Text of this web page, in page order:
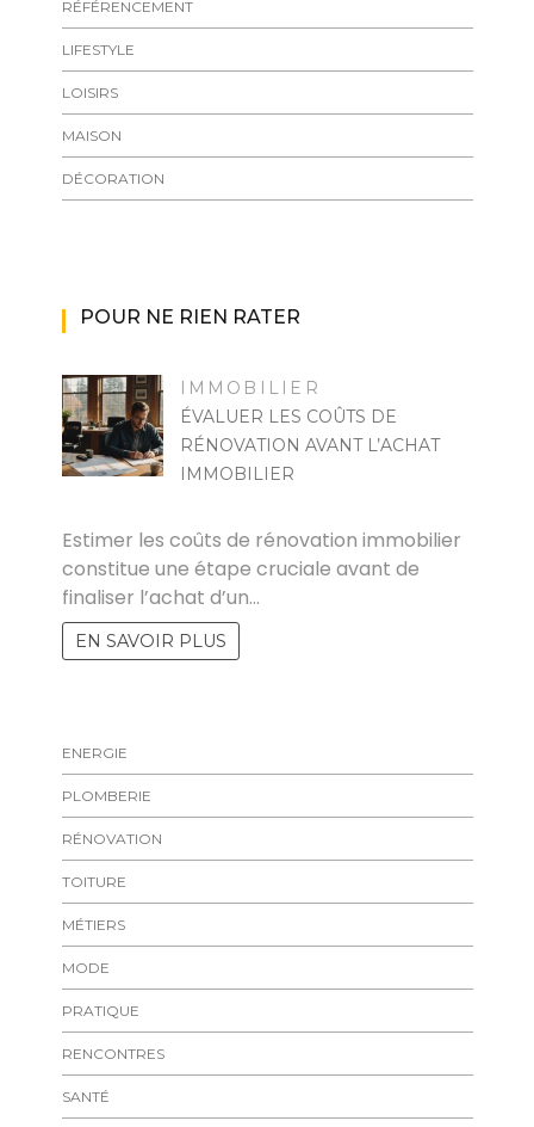
RÉFÉRENCEMENT
LIFESTYLE
LOISIRS
MAISON
DÉCORATION
POUR NE RIEN RATER
IMMOBILIER
ÉVALUER LES COÛTS DE
RÉNOVATION AVANT L’ACHAT
IMMOBILIER
Estimer les coûts de rénovation immobilier
constitue une étape cruciale avant de
finaliser l’achat d’un…
EN SAVOIR PLUS
ENERGIE
PLOMBERIE
RÉNOVATION
TOITURE
MÉTIERS
MODE
PRATIQUE
RENCONTRES
SANTÉ